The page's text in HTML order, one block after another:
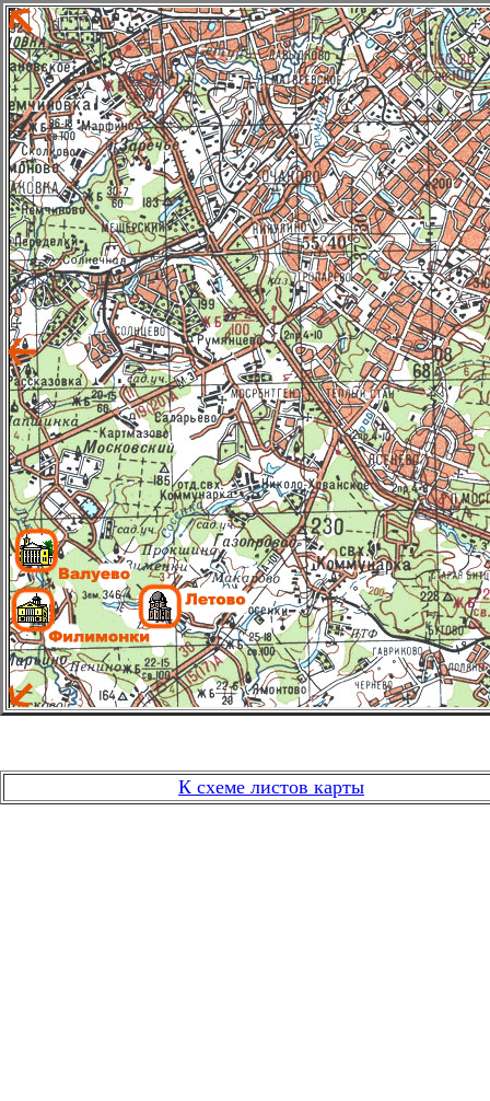
К схеме листов карты